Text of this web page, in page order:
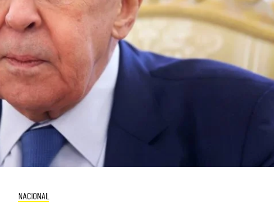
NACIONAL